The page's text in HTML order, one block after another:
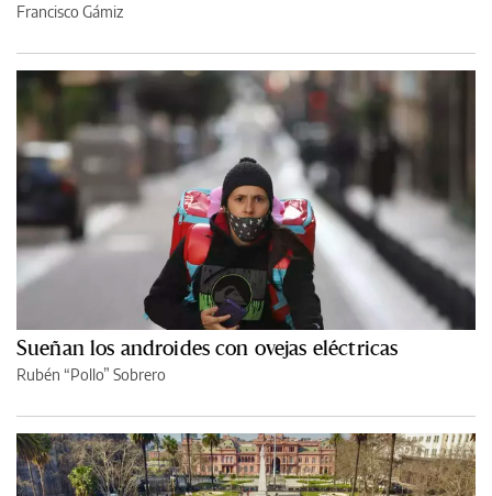
Francisco Gámiz
Sueñan los androides con ovejas eléctricas
Rubén “Pollo” Sobrero